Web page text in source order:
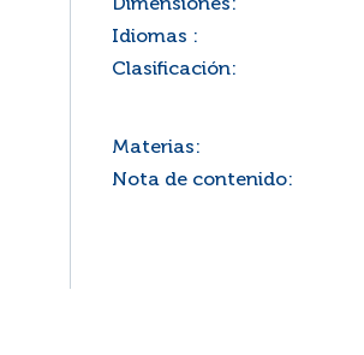
Dimensiones:
Idiomas :
Clasificación:
Materias:
Nota de contenido: